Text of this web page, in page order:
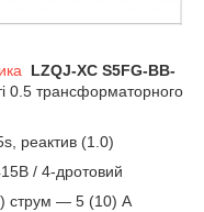
LZQJ-XC S5FG-BB-
0.5 трансформаторного
реактив (1.0)
/ 4-дротовий
струм — 5 (10) А